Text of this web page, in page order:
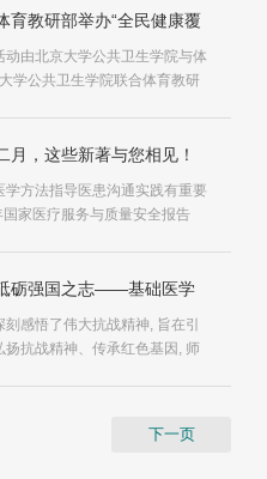
育教研部举办“全民健康覆
动由北京大学公共卫生学院与体
学公共卫生学院联合体育教研
月，这些新著与您相见！
学方法指导医患沟通实践有重要
家医疗服务与质量安全报告
量安全报告——口腔医学分册》
砺强国之志——基础医学
感悟了伟大抗战精神, 旨在引
扬抗战精神、传承红色基因, 师
下一页